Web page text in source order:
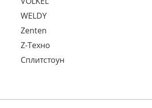
WELDY
Zenten
Z-Техно
Сплитстоун